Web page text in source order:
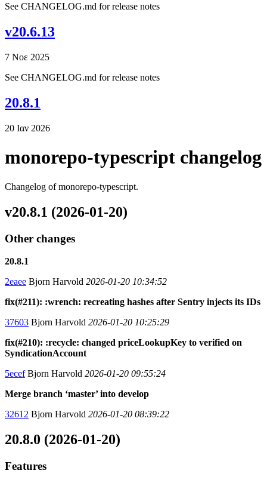
See CHANGELOG.md for release notes
v20.6.13
7 Νοε 2025
See CHANGELOG.md for release notes
20.8.1
20 Ιαν 2026
monorepo-typescript changelog
Changelog of monorepo-typescript.
v20.8.1 (2026-01-20)
Other changes
20.8.1
2eaee Bjorn Harvold 2026-01-20 10:34:52
fix(#211): :wrench: recreating hashes after Sentry injects its IDs
37603 Bjorn Harvold 2026-01-20 10:25:29
fix(#210): :recycle: changed priceLookupKey to verified on
SyndicationAccount
5ecefBjorn Harvold 2026-01-20 09:55:24
Merge branch ‘master’ into develop
32612 Bjorn Harvold 2026-01-20 08:39:22
20.8.0 (2026-01-20)
Features